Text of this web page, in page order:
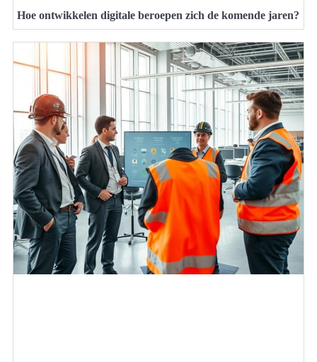
Hoe ontwikkelen digitale beroepen zich de komende jaren?